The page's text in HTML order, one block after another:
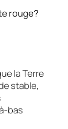
rouge?
la Terre
stable,
bas